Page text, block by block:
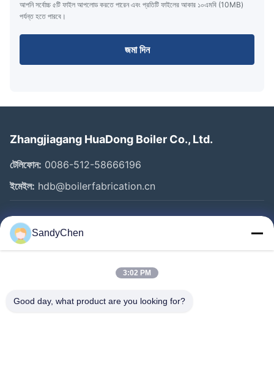
আপনি সর্বোচ্চ ৫টি ফাইল আপলোড করতে পারেন এবং প্রতিটি ফাইলের আকার ১০এমবি (10MB)
পর্যন্ত হতে পারবে।
জমা দিন
Zhangjiagang HuaDong Boiler Co., Ltd.
টেলিফোন: 0086-512-58666196
ইমেইল: hdb@boilerfabrication.cn
গুরুত্বপূর্ণ সংযোগ
বাড়ি
ভিডিও
SandyChen
3:02 PM
Good day, what product are you looking for?